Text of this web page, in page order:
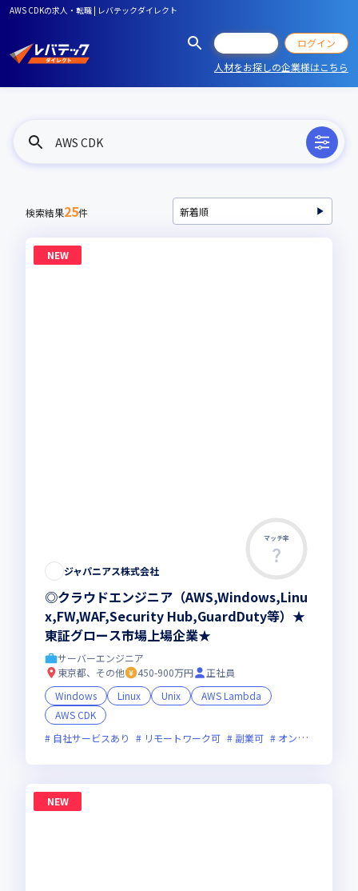
AWS CDKの求人・転職 | レバテックダイレクト
ログイン
人材をお探しの企業様はこちら
AWS CDK
検索結果25件
NEW
マッチ率
ジャパニアス株式会社
◎クラウドエンジニア（AWS,Windows,Linu
x,FW,WAF,Security Hub,GuardDuty等）★
東証グロース市場上場企業★
サーバーエンジニア
東京都、その他
450-900万円
正社員
Windows
Linux Unix
AWS Lambda
AWS CDK
自社サービスあり
リモートワーク可 副業可 オンライン選考可
NEW